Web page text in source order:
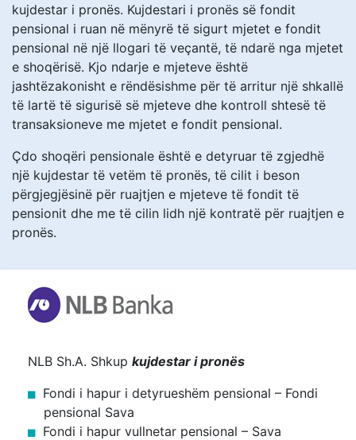
kujdestar i pronës. Kujdestari i pronës së fondit
pensional i ruan në mënyrë të sigurt mjetet e fondit
pensional në një llogari të veçantë, të ndarë nga mjetet
e shoqërisë. Kjo ndarje e mjeteve është
jashtëzakonisht e rëndësishme për të arritur një shkallë
të lartë të sigurisë së mjeteve dhe kontroll shtesë të
transaksioneve me mjetet e fondit pensional.
Çdo shoqëri pensionale është e detyruar të zgjedhë
një kujdestar të vetëm të pronës, të cilit i beson
përgjegjësinë për ruajtjen e mjeteve të fondit të
pensionit dhe me të cilin lidh një kontratë për ruajtjen e
pronës.
NLB Sh.A. Shkup kujdestar i pronës
Fondi i hapur i detyrueshëm pensional – Fondi
pensional Sava
Fondi i hapur vullnetar pensional – Sava